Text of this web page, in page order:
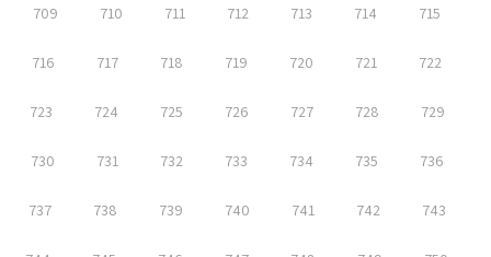
709 710 711 712 713 714 715
716 717 718 719 720 721 722
723 724 725 726 727 728 729
730 731 732 733 734 735 736
737 738 739 740 741 742 743